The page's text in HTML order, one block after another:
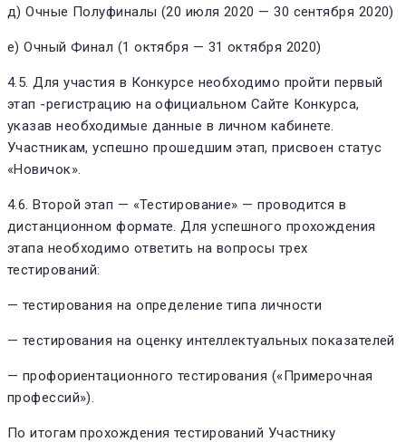
д) Очные Полуфиналы (20 июля 2020 — 30 сентября 2020)
е) Очный Финал (1 октября — 31 октября 2020)
4.5. Для участия в Конкурсе необходимо пройти первый
этап -регистрацию на официальном Сайте Конкурса,
указав необходимые данные в личном кабинете.
Участникам, успешно прошедшим этап, присвоен статус
«Новичок».
4.6. Второй этап — «Тестирование» — проводится в
дистанционном формате. Для успешного прохождения
этапа необходимо ответить на вопросы трех
тестирований:
— тестирования на определение типа личности
— тестирования на оценку интеллектуальных показателей
— профориентационного тестирования («Примерочная
профессий»).
По итогам прохождения тестирований Участнику